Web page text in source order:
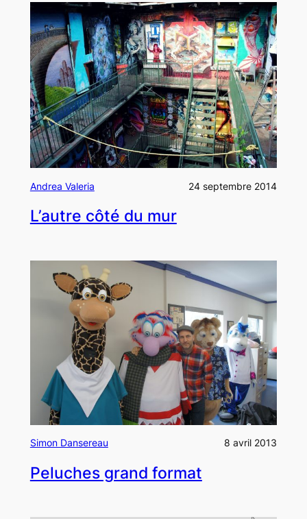
Andrea Valeria 24 septembre 2014
L’autre côté du mur
Simon Dansereau 8 avril 2013
Peluches grand format